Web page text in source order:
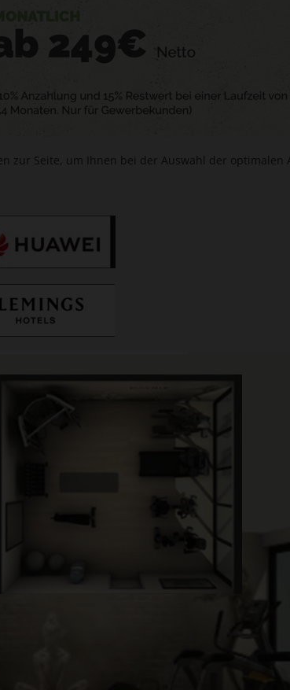
zur Seite, um Ihnen bei der Auswahl der